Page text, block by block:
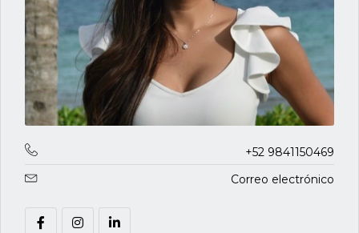
+52 9841150469
Correo electrónico